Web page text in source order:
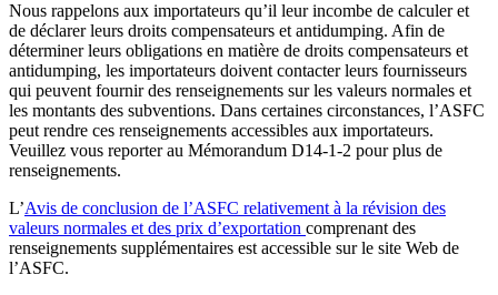
Nous rappelons aux importateurs qu’il leur incombe de calculer et
de déclarer leurs droits compensateurs et antidumping. Afin de
déterminer leurs obligations en matière de droits compensateurs et
antidumping, les importateurs doivent contacter leurs fournisseurs
qui peuvent fournir des renseignements sur les valeurs normales et
les montants des subventions. Dans certaines circonstances, l’ASFC
peut rendre ces renseignements accessibles aux importateurs.
Veuillez vous reporter au Mémorandum D14-1-2 pour plus de
renseignements.
L’Avis de conclusion de l’ASFC relativement à la révision des
valeurs normales et des prix d’exportation comprenant des
renseignements supplémentaires est accessible sur le site Web de
l’ASFC.